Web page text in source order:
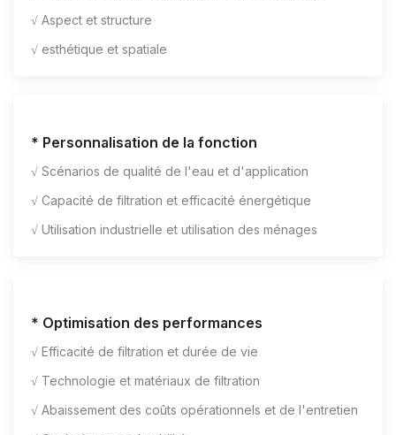
√ Aspect et structure
√ esthétique et spatiale
* Personnalisation de la fonction
√ Scénarios de qualité de l'eau et d'application
√ Capacité de filtration et efficacité énergétique
√ Utilisation industrielle et utilisation des ménages
* Optimisation des performances
√ Efficacité de filtration et durée de vie
√ Technologie et matériaux de filtration
√ Abaissement des coûts opérationnels et de l'entretien